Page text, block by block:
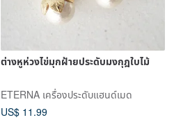
ต่างหูห่วงไข่มุกฝ้ายประดับมงกุฎใบไม้
ETERNA เครื่องประดับแฮนด์เมด
US$ 11.99